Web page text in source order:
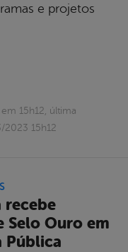
e projetos
15h12, última
2023 15h12
recebe
Ouro em
Pública